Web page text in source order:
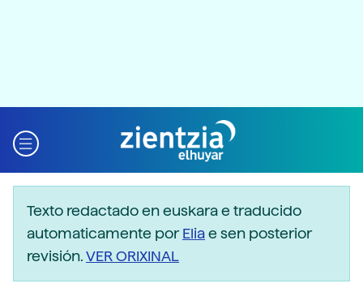
Texto redactado en euskara e traducido
automaticamente porEliae sen posterior
revisión.VER ORIXINAL